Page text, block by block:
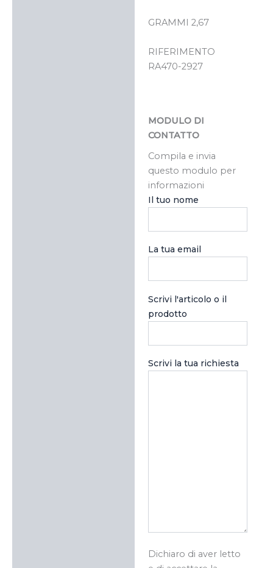
GRAMMI 2,67
RIFERIMENTO
RA470-2927
MODULO DI
CONTATTO
Compila e invia
questo modulo per
informazioni
Il tuo nome
La tua email
Scrivi l'articolo o il
prodotto
Scrivi la tua richiesta
Dichiaro di aver letto